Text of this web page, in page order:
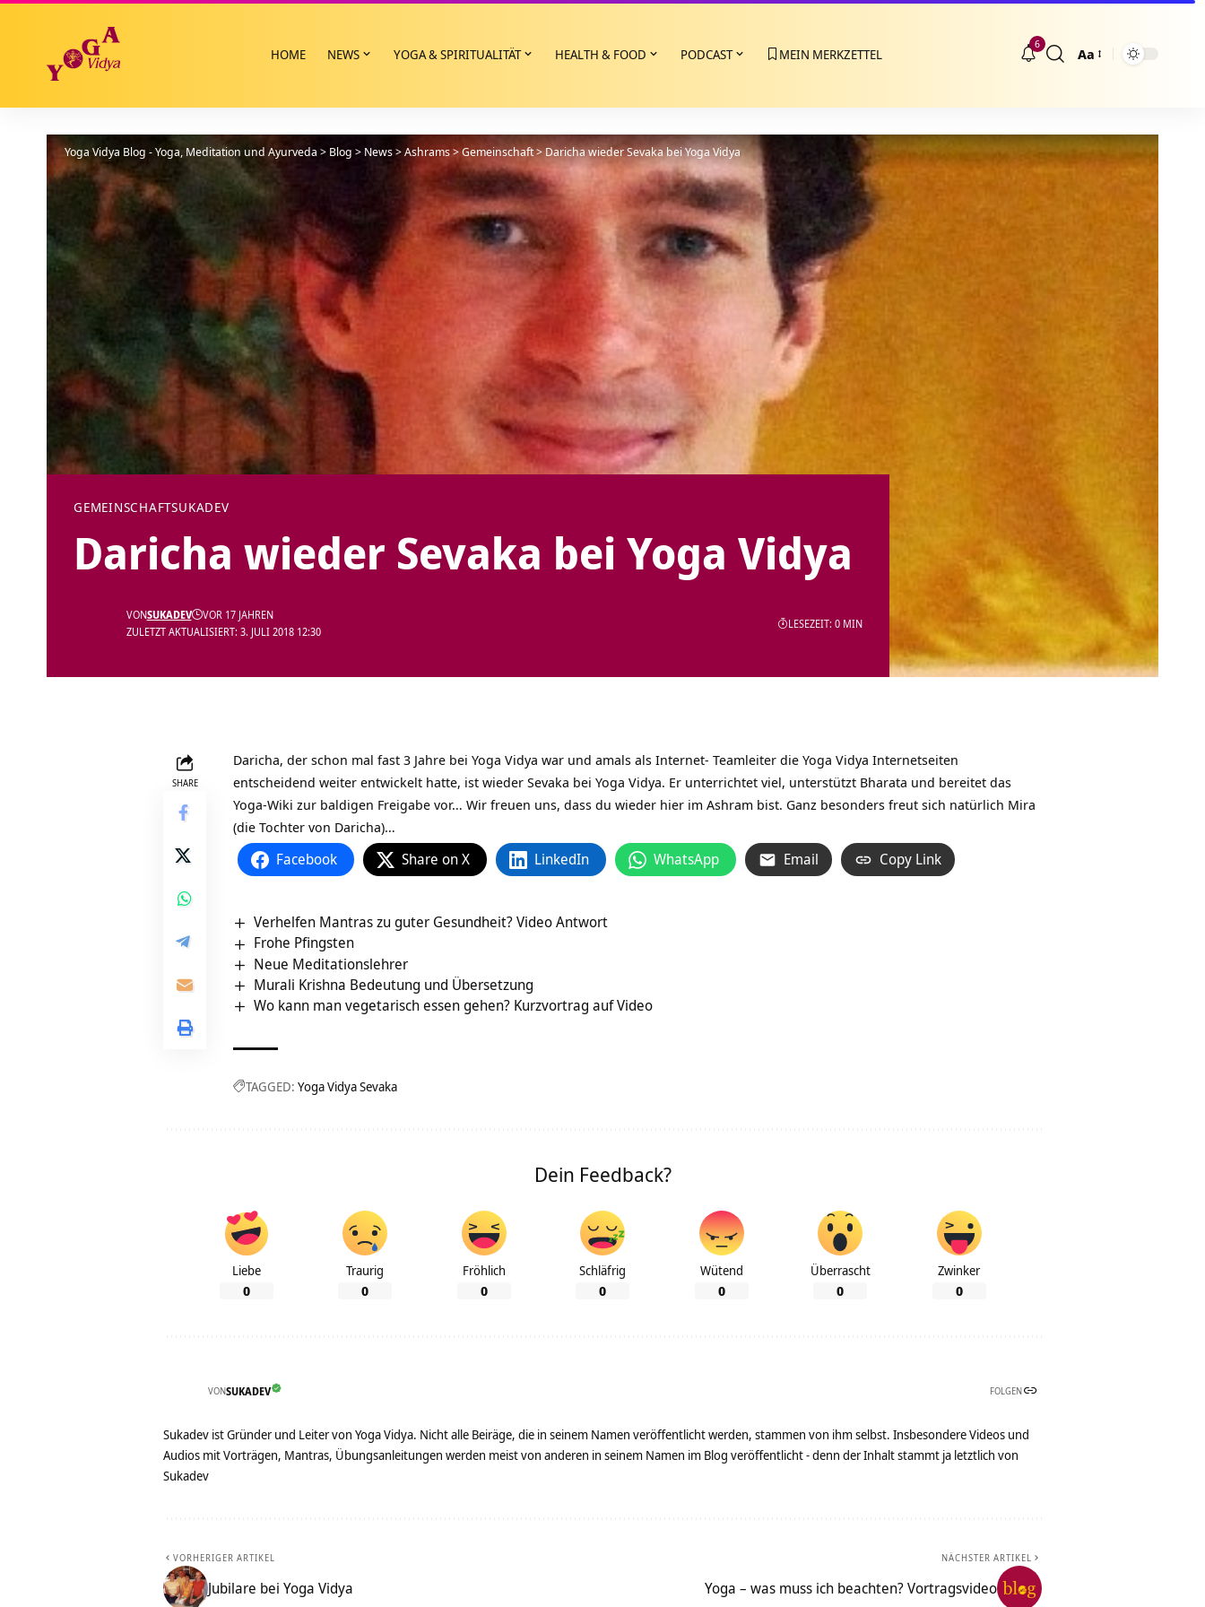
HOME NEWS YOGA & SPIRITUALITÄT HEALTH & FOOD PODCAST MEIN MERKZETTEL
6
Größenänderung
Aa
Yoga Vidya Blog - Yoga, Meditation und Ayurveda > Blog > News>Ashrams>Gemeinschaft>Daricha wieder Sevaka bei Yoga Vidya
GEMEINSCHAFTSUKADEV
Daricha wieder Sevaka bei Yoga Vidya
ZULETZT AKTUALISIERT: 3. JULI 2018 12:30
VONSUKADEV VOR 17 JAHREN
LESEZEIT: 0 MIN
SHARE
Daricha, der schon mal fast 3 Jahre bei Yoga Vidya war und amals als Internet- Teamleiter die Yoga Vidya Internetseiten
entscheidend weiter entwickelt hatte, ist wieder Sevaka bei Yoga Vidya. Er unterrichtet viel, unterstützt Bharata und bereitet das
Yoga-Wiki zur baldigen Freigabe vor… Wir freuen uns, dass du wieder hier im Ashram bist. Ganz besonders freut sich natürlich Mira
(die Tochter von Daricha)…
Facebook Share on X LinkedIn WhatsApp Email Copy Link
Verhelfen Mantras zu guter Gesundheit? Video Antwort
Frohe Pfingsten
Neue Meditationslehrer
Murali Krishna Bedeutung und Übersetzung
Wo kann man vegetarisch essen gehen? Kurzvortrag auf Video
TAGGED: Yoga Vidya Sevaka
Dein Feedback?
Liebe
0
Traurig
0
Fröhlich
0
Schläfrig
0
Wütend
0
Überrascht
0
Zwinker
0
VONSUKADEV FOLGEN
Sukadev ist Gründer und Leiter von Yoga Vidya. Nicht alle Beiräge, die in seinem Namen veröffentlicht werden, stammen von ihm selbst. Insbesondere Videos und
Audios mit Vorträgen, Mantras, Übungsanleitungen werden meist von anderen in seinem Namen im Blog veröffentlicht - denn der Inhalt stammt ja letztlich von
Sukadev
VORHERIGER ARTIKEL
Jubilare bei Yoga Vidya
NÄCHSTER ARTIKEL
Yoga – was muss ich beachten? Vortragsvideo